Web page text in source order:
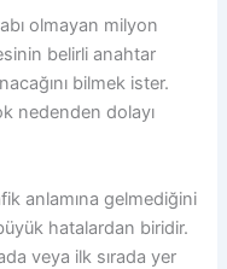
olmayan milyon
belirli anahtar
bilmek ister.
nedenden dolayı
anlamına gelmediğini
hatalardan biridir.
veya ilk sırada yer